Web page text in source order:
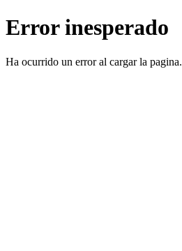
Error inesperado
Ha ocurrido un error al cargar la pagina.